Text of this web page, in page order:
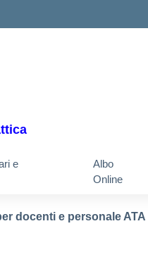
e
Albo
Online
docenti e personale ATA